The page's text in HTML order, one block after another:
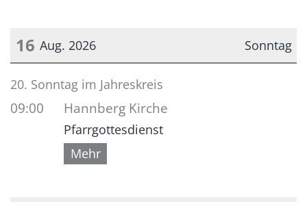
Sonntag
16 Aug. 2026
Datum: 16. August 2026
20. Sonntag im Jahreskreis
09:00 Hannberg Kirche
Pfarrgottesdienst
Mehr